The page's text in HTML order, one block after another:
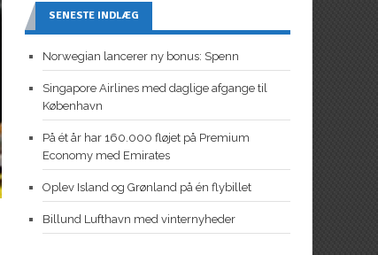
SENESTE INDLÆG
Norwegian lancerer ny bonus: Spenn
Singapore Airlines med daglige afgange til
København
På ét år har 160.000 fløjet på Premium
Economy med Emirates
Oplev Island og Grønland på én flybillet
Billund Lufthavn med vinternyheder